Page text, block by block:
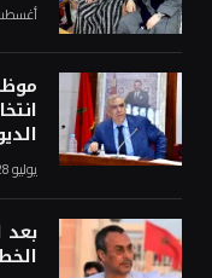
أغسطس 7,
يوليو 28, 2026
بعد